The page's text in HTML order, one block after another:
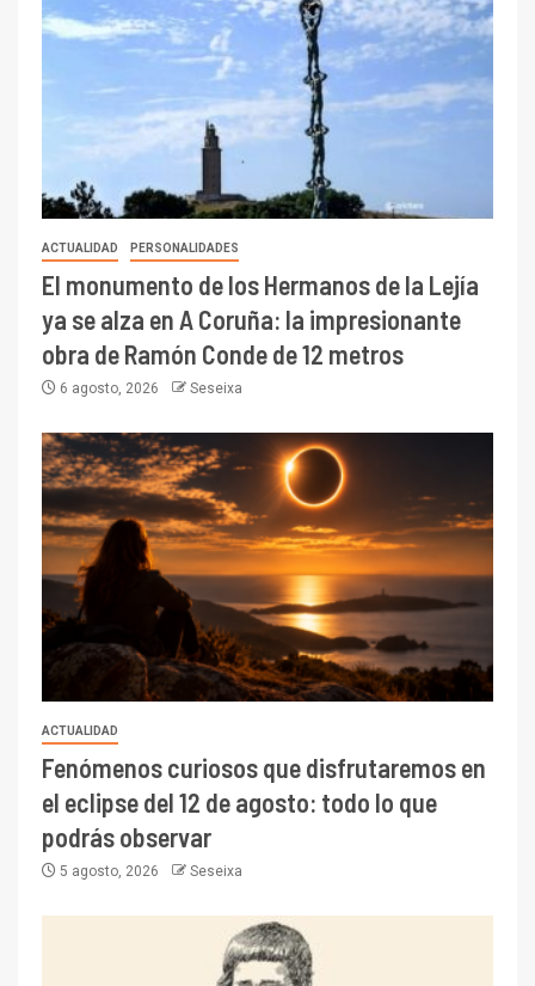
ACTUALIDAD PERSONALIDADES
El monumento de los Hermanos de la Lejía
ya se alza en A Coruña: la impresionante
obra de Ramón Conde de 12 metros
6 agosto, 2026 Seseixa
ACTUALIDAD
Fenómenos curiosos que disfrutaremos en
el eclipse del 12 de agosto: todo lo que
podrás observar
5 agosto, 2026 Seseixa